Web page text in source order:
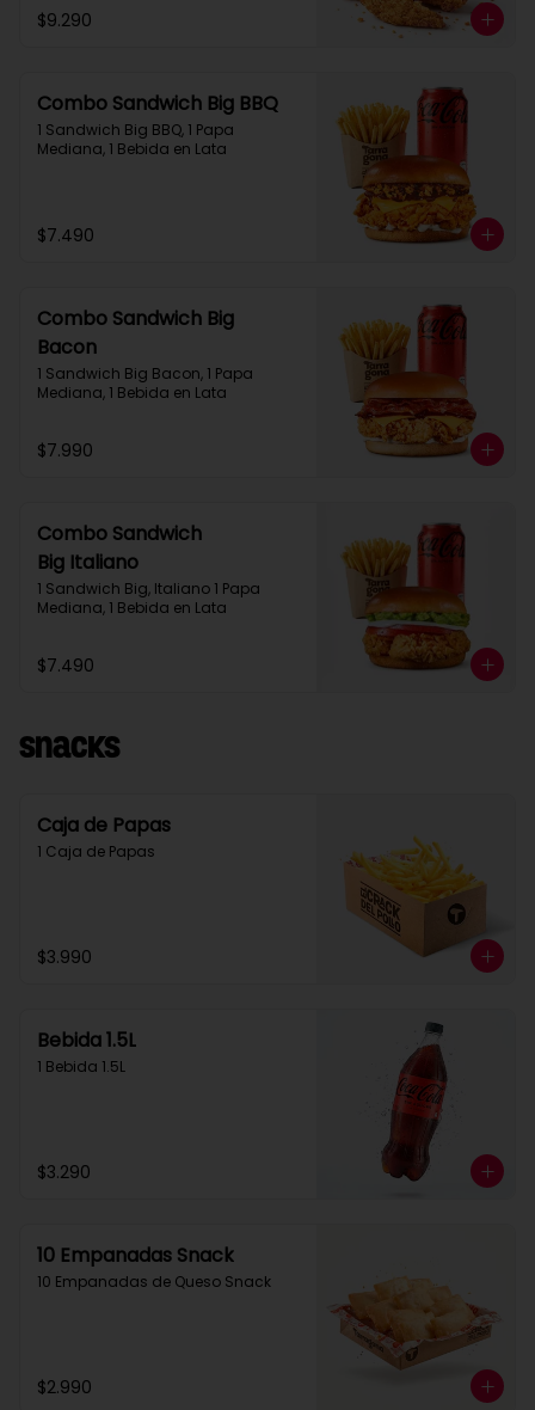
$9.290
Combo Sandwich Big BBQ
1 Sandwich Big BBQ, 1 Papa
Mediana, 1 Bebida en Lata
$7.490
Combo Sandwich Big
Bacon
1 Sandwich Big Bacon, 1 Papa
Mediana, 1 Bebida en Lata
$7.990
Combo Sandwich
Big Italiano
1 Sandwich Big, Italiano 1 Papa
Mediana, 1 Bebida en Lata
$7.490
Snacks
Caja de Papas
1 Caja de Papas
$3.990
Bebida 1.5L
1 Bebida 1.5L
$3.290
10 Empanadas Snack
10 Empanadas de Queso Snack
$2.990